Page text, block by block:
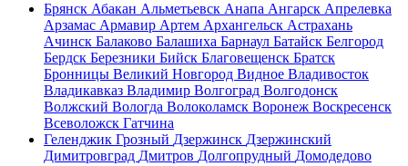
Брянск Абакан Альметьевск Анапа Ангарск Апрелевка
Арзамас Армавир Артем Архангельск Астрахань
Ачинск Балаково Балашиха Барнаул Батайск Белгород
Бердск Березники Бийск Благовещенск Братск
Бронницы Великий Новгород Видное Владивосток
Владикавказ Владимир Волгоград Волгодонск
Волжский Вологда Волоколамск Воронеж Воскресенск
Всеволожск Гатчина
Геленджик Грозный Дзержинск Дзержинский
Димитровград Дмитров Долгопрудный Домодедово